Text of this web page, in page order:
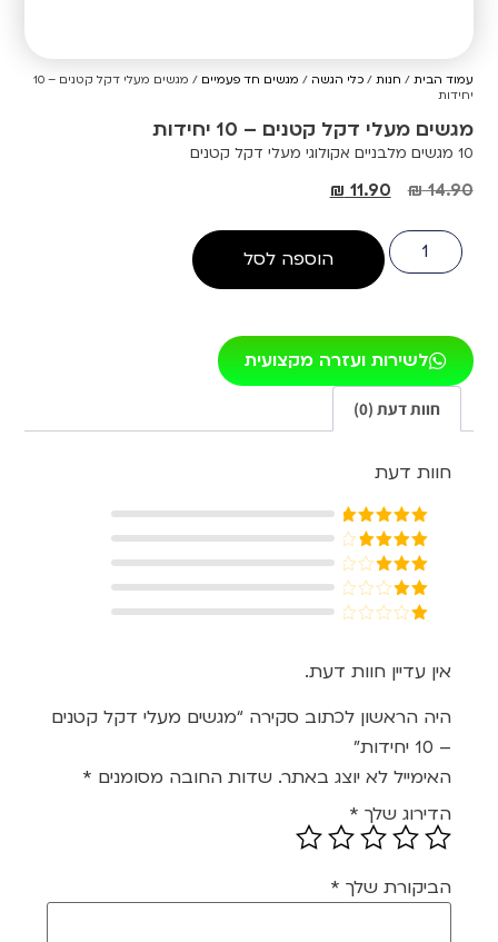
עמוד הבית / חנות /כלי הגשה / מגשים חד פעמיים
/ מגשים מעלי דקל קטנים – 10
יחידות
מגשים מעלי דקל קטנים – 10 יחידות
10 מגשים מלבניים אקולוגי מעלי דקל קטנים
₪14.90
₪ 11.90
הוספה לסל
לשירות ועזרה מקצועית
חוות דעת (0)
חוות דעת
דורג5מתוך
5
דורג4
מתוך 5
דורג3
מתוך 5
דורג
מתוך
5
אין עדיין חוות דעת.
היה הראשון לכתוב סקירה “מגשים מעלי דקל קטנים
– 10 יחידות”
האימייל לא יוצג באתר. שדות החובה מסומנים *
הדירוג שלך *
הביקורת שלך *